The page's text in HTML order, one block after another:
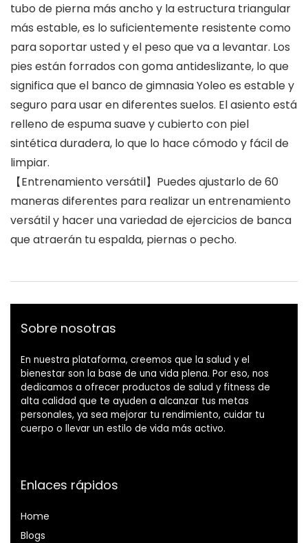
tubo de pierna más ancho y la estructura triangular
más estable, es lo suficientemente resistente como
para soportar usted y el peso que va a levantar. Los
pies están forrados con goma antideslizante, lo que
significa que el banco de gimnasia Yoleo es estable y
seguro para usar en diferentes suelos. El asiento está
relleno de espuma suave y cubierto con piel
sintética duradera, lo que lo hace cómodo y fácil de
limpiar.
【Entrenamiento versátil】Puedes ajustarlo de 60
maneras diferentes para realizar un entrenamiento
versátil y hacer una variedad de ejercicios de banca
que atraerán tu espalda, piernas o pecho.
Sobre nosotras
En nuestra plataforma, creemos que la salud y el
bienestar son la base de una vida plena. Por eso, nos
dedicamos a ofrecer productos de salud y fitness de
alta calidad que te ayuden a alcanzar tus metas
personales, ya sea mejorar tu rendimiento, cuidar tu
cuerpo o llevar un estilo de vida más activo.
Enlaces rápidos
Home
Blogs